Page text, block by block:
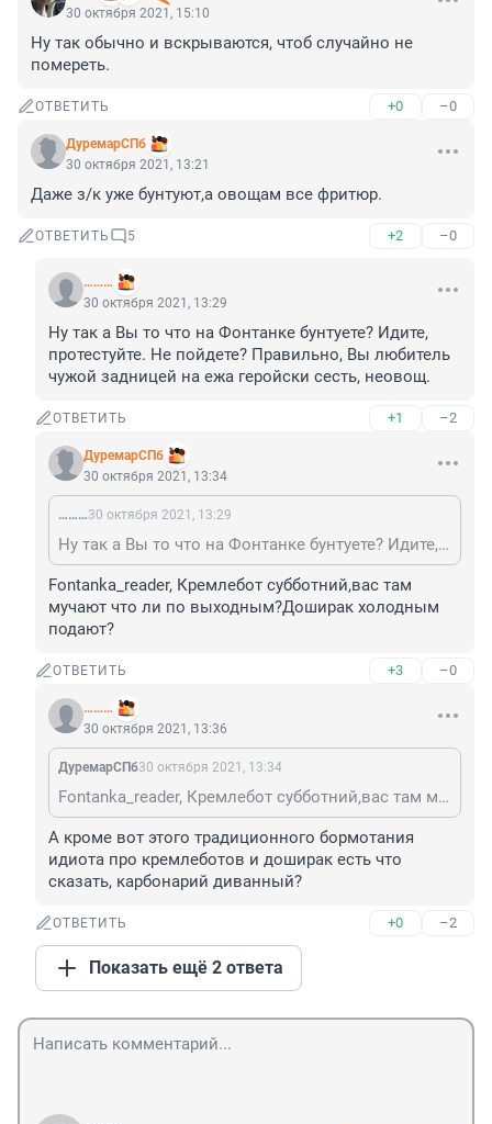
30 октября 2021, 15:10
Ну так обычно и вскрываются, чтоб случайно не
помереть.
ОТВЕТИТЬ +0 –0
ДуремарСПб
30 октября 2021, 13:21
Даже з/к уже бунтуют,а овощам все фритюр.
ОТВЕТИТЬ 5 +2 –0
………
30 октября 2021, 13:29
Ну так а Вы то что на Фонтанке бунтуете? Идите,
протестуйте. Не пойдете? Правильно, Вы любитель
чужой задницей на ежа геройски сесть, неовощ.
ОТВЕТИТЬ +1 –2
ДуремарСПб
30 октября 2021, 13:34
………30 октября 2021, 13:29
Ну так а Вы то что на Фонтанке бунтуете? Идите, протестуйте. Не пойдете? Правильно, Вы любитель чужой задницей на ежа геройски сесть, неовощ.
Fontanka_reader, Кремлебот субботний,вас там
мучают что ли по выходным?Доширак холодным
подают?
ОТВЕТИТЬ +3 –0
………
30 октября 2021, 13:36
ДуремарСПб30 октября 2021, 13:34
Fontanka_reader, Кремлебот субботний,вас там мучают что ли по выходным?Доширак холодным подают?
А кроме вот этого традиционного бормотания
идиота про кремлеботов и доширак есть что
сказать, карбонарий диванный?
ОТВЕТИТЬ +0 –2
Показать ещё 2 ответа